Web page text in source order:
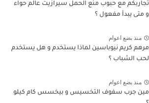
تجاربكم مع حبوب منع الحمل سيرازيت عالم حواء
و متى يبدأ مفعول ؟
منذ بضع اعوام
مرهم كريم نيوباسين لماذا يستخدم و هل يستخدم
لحب الشباب ؟
منذ بضع اعوام
مين جرب سفوف التخسيس و بيخسس كام كيلو